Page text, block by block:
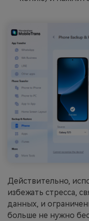
Действительно,
избежать стресса,
данных, и
больше не нужно